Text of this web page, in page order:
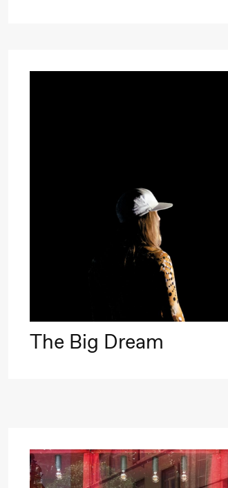
Fantasies
SUBJOYRIDE
Lørdag 12. september
Oslo
Sinfonietta /​
av Yuri
Umemoto
The Big Dream